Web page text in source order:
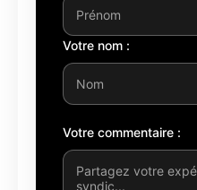
Votre nom :
Votre commentaire :